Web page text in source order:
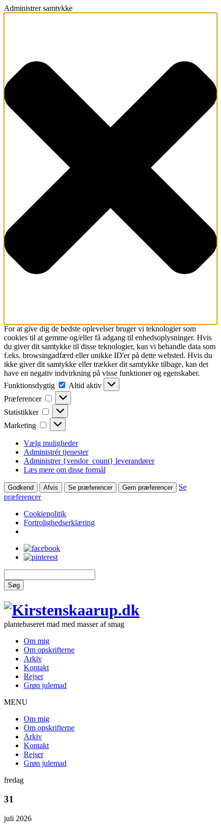
Administrer samtykke
For at give dig de bedste oplevelser bruger vi teknologier som
cookies til at gemme og/eller få adgang til enhedsoplysninger. Hvis
du giver dit samtykke til disse teknologier, kan vi behandle data som
f.eks. browsingadfærd eller unikke ID'er på dette websted. Hvis du
ikke giver dit samtykke eller trækker dit samtykke tilbage, kan det
have en negativ indvirkning på visse funktioner og egenskaber.
Funktionsdygtig
Funktionsdygtig
Altid aktiv
Præferencer
Præferencer
Statistikker Statistikker
Marketing Marketing
Vælg muligheder
Administrér tjenester
Administrer {vendor_count} leverandører
Læs mere om disse formål
Godkend Afvis Se præferencer Gem præferencer
Se
præferencer
Cookiepolitik
Fortrolighedserklæring
Søg
plantebaseret mad med masser af smag
Om mig
Om opskrifterne
Arkiv
Kontakt
Rejser
Grøn julemad
MENU
Om mig
Om opskrifterne
Arkiv
Kontakt
Rejser
Grøn julemad
fredag
31
juli 2026